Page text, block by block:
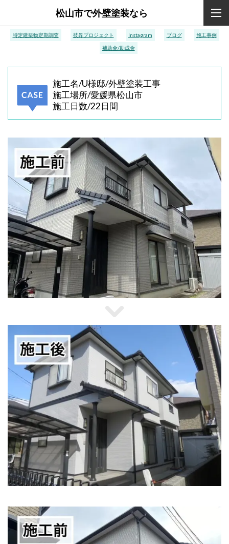
松山市で外壁塗装なら
特定建築物定期調査 技昇プロジェクト Instagram ブログ 施工事例
補助金/助成金
施工名/U様邸/外壁塗装工事
施工場所/愛媛県松山市
施工日数/22日間